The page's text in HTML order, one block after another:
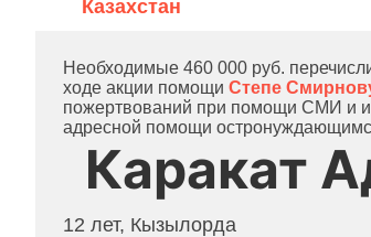
Казахстан
Каракат
12 лет, Кызылорда
Необходимые 460 000 руб.
ходе акции помощи Степе
пожертвований при помощи СМИ и
адресной помощи